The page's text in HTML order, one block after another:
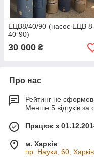
ЕЦВ8/40/90 (насос ЕЦВ 8-
40-90)
30 000 ₴
Про нас
Рейтинг не
Менше 5 відгуків за
Працює з
м. Харків
пр. Науки, 60,